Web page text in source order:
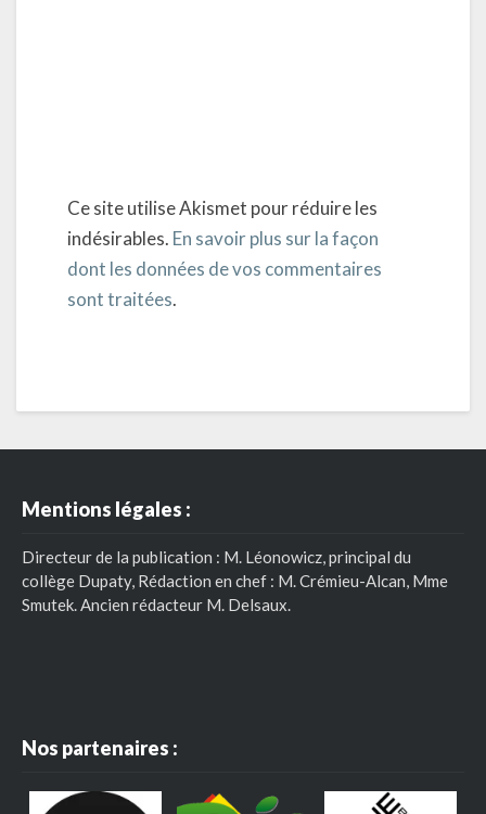
Ce site utilise Akismet pour réduire les
indésirables. En savoir plus sur la façon
dont les données de vos commentaires
sont traitées.
Mentions légales :
Directeur de la publication : M. Léonowicz, principal du
collège Dupaty, Rédaction en chef : M. Crémieu-Alcan, Mme
Smutek. Ancien rédacteur M. Delsaux.
Nos partenaires :